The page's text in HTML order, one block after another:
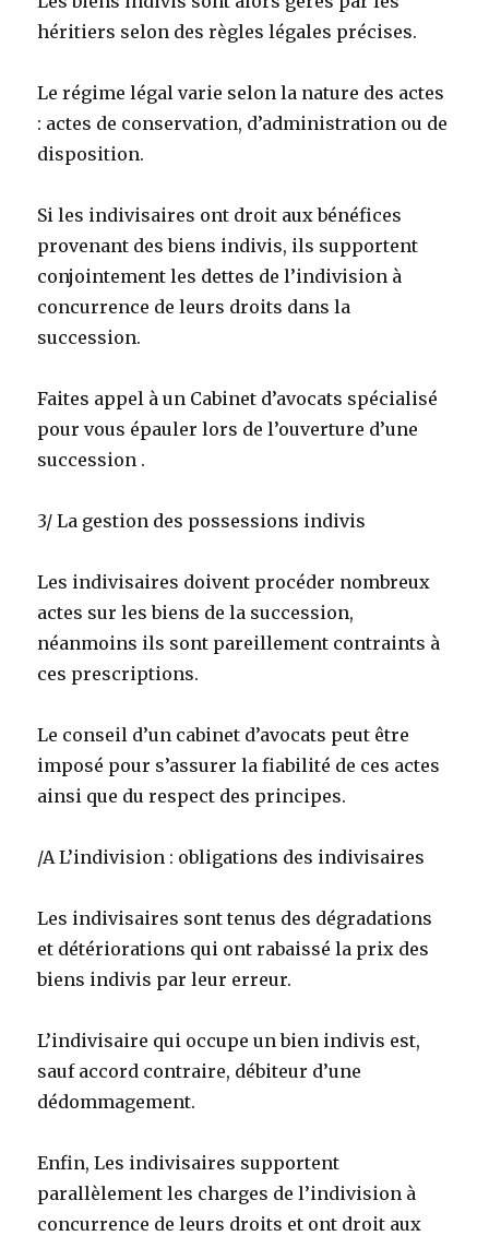
héritiers selon des règles légales précises.
Le régime légal varie selon la nature des actes
: actes de conservation, d’administration ou de
disposition.
Si les indivisaires ont droit aux bénéfices
provenant des biens indivis, ils supportent
conjointement les dettes de l’indivision à
concurrence de leurs droits dans la
succession.
Faites appel à un Cabinet d’avocats spécialisé
pour vous épauler lors de l’ouverture d’une
succession .
3/ La gestion des possessions indivis
Les indivisaires doivent procéder nombreux
actes sur les biens de la succession,
néanmoins ils sont pareillement contraints à
ces prescriptions.
Le conseil d’un cabinet d’avocats peut être
imposé pour s’assurer la fiabilité de ces actes
ainsi que du respect des principes.
/A L’indivision : obligations des indivisaires
Les indivisaires sont tenus des dégradations
et détériorations qui ont rabaissé la prix des
biens indivis par leur erreur.
L’indivisaire qui occupe un bien indivis est,
sauf accord contraire, débiteur d’une
dédommagement.
Enfin, Les indivisaires supportent
parallèlement les charges de l’indivision à
concurrence de leurs droits et ont droit aux